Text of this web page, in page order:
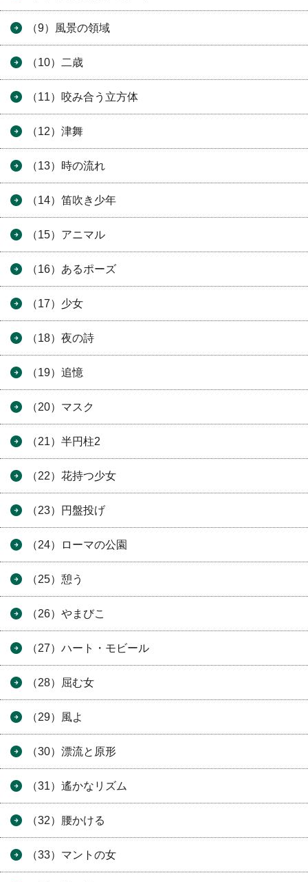
（9）風景の領域
（10）二歳
（11）咬み合う立方体
（12）津舞
（13）時の流れ
（14）笛吹き少年
（15）アニマル
（16）あるポーズ
（17）少女
（18）夜の詩
（19）追憶
（20）マスク
（21）半円柱2
（22）花持つ少女
（23）円盤投げ
（24）ローマの公園
（25）憩う
（26）やまびこ
（27）ハート・モビール
（28）屈む女
（29）風よ
（30）漂流と原形
（31）遙かなリズム
（32）腰かける
（33）マントの女